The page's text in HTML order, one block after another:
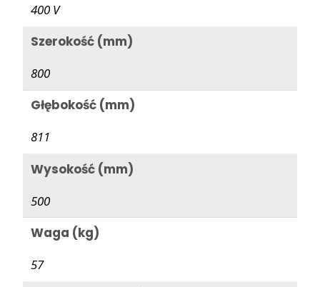
400 V
Szerokość (mm)
800
Głębokość (mm)
811
Wysokość (mm)
500
Waga (kg)
57